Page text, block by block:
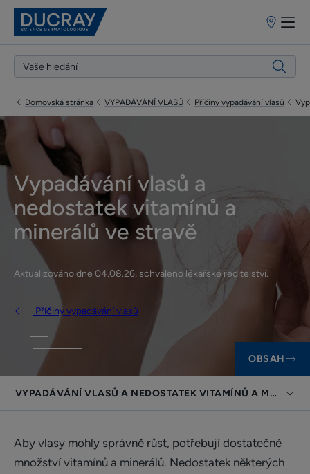
Prodejní
Domovská stránka VYPADÁVÁNÍ VLASŮ Příčiny vypadávání vlasů
Vypadávání vlasů a
nedostatek vitamínů a
minerálů ve stravě
Aktualizováno dne 04.08.26, schváleno lékařské ředitelství.
Příčiny vypadávání vlasů
OBSAH
VYPADÁVÁNÍ VLASŮ A NEDOSTATEK VITAMÍNŮ A
Aby vlasy mohly správně růst, potřebují dostatečné
množství vitamínů a minerálů. Nedostatek některých